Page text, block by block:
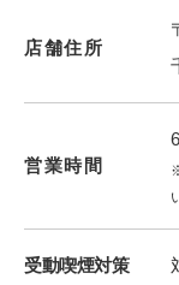
店舗住所
営業時間
受動喫煙対策